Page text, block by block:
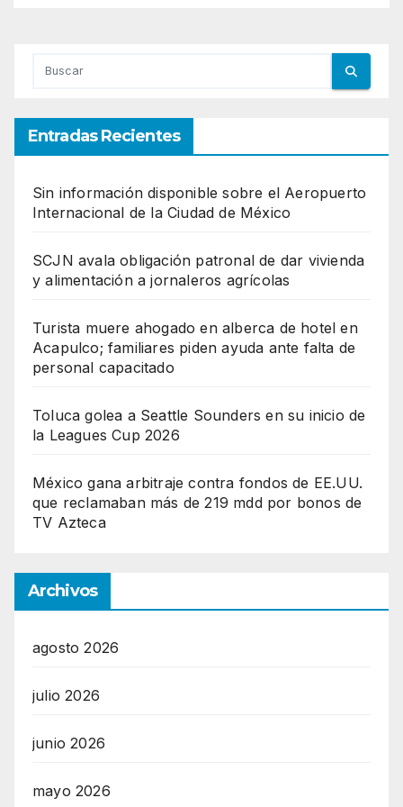
Entradas Recientes
Sin información disponible sobre el Aeropuerto
Internacional de la Ciudad de México
SCJN avala obligación patronal de dar vivienda
y alimentación a jornaleros agrícolas
Turista muere ahogado en alberca de hotel en
Acapulco; familiares piden ayuda ante falta de
personal capacitado
Toluca golea a Seattle Sounders en su inicio de
la Leagues Cup 2026
México gana arbitraje contra fondos de EE.UU.
que reclamaban más de 219 mdd por bonos de
TV Azteca
Archivos
agosto 2026
julio 2026
junio 2026
mayo 2026